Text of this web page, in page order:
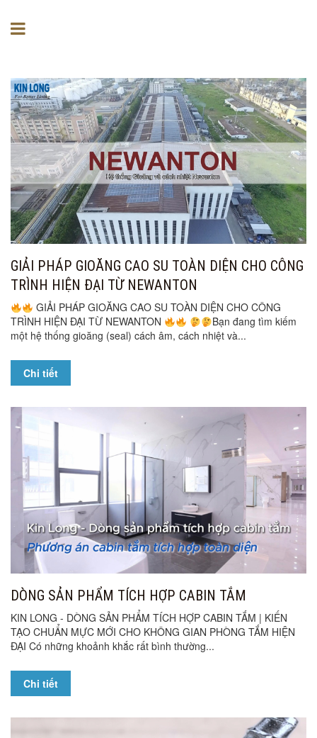
GIẢI PHÁP GIOĂNG CAO SU TOÀN DIỆN CHO CÔNG
TRÌNH HIỆN ĐẠI TỪ NEWANTON
GIẢI PHÁP GIOĂNG CAO SU TOÀN DIỆN CHO CÔNG
TRÌNH HIỆN ĐẠI TỪ NEWANTON
Bạn đang tìm kiếm
một hệ thống gioăng (seal) cách âm, cách nhiệt và...
Chi tiết
DÒNG SẢN PHẨM TÍCH HỢP CABIN TẮM
KIN LONG - DÒNG SẢN PHẨM TÍCH HỢP CABIN TẮM | KIẾN
TẠO CHUẨN MỰC MỚI CHO KHÔNG GIAN PHÒNG TẮM HIỆN
ĐẠI Có những khoảnh khắc rất bình thường...
Chi tiết